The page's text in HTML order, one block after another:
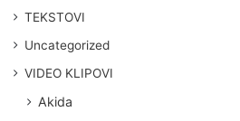
TEKSTOVI
Uncategorized
VIDEO KLIPOVI
Akida